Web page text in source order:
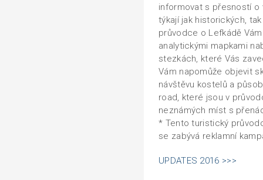
informovat s přesností
týkají jak historických,
průvodce o Lefkádě
analytickými mapkami
stezkách, které Vás
Vám napomůže objevit
návštěvu kostelů a
road, které jsou v
neznámých míst s
* Tento turistický
se zabývá reklamní
UPDATES 2016 >>>